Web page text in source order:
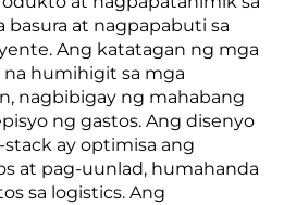
basura at nagpapabuti sa
Ang katatagan ng mga
na humihigit sa mga
nagbibigay ng mahabang
ng gastos. Ang disenyo
ay optimisa ang
at pag-uunlad, humahanda
sa logistics. Ang